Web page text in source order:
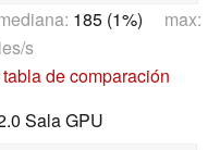
185 (1%) max:
s
de comparación
Sala GPU